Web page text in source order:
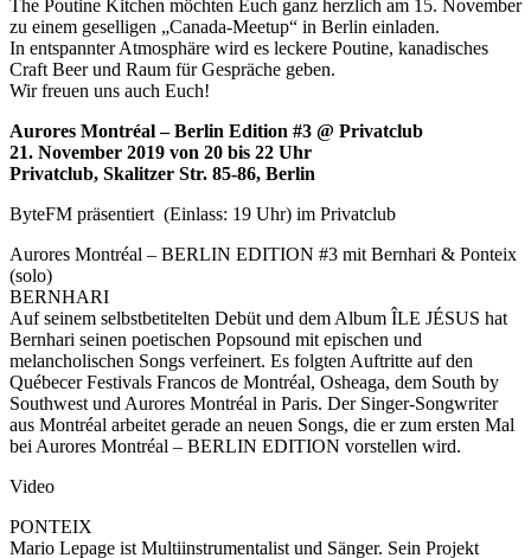
The Poutine Kitchen möchten Euch ganz herzlich am 15. November
zu einem geselligen „Canada-Meetup“ in Berlin einladen.
In entspannter Atmosphäre wird es leckere Poutine, kanadisches
Craft Beer und Raum für Gespräche geben.
Wir freuen uns auch Euch!
Aurores Montréal – Berlin Edition #3 @ Privatclub
21. November 2019 von 20 bis 22 Uhr
Privatclub, Skalitzer Str. 85-86, Berlin
ByteFM präsentiert (Einlass: 19 Uhr) im Privatclub
Aurores Montréal – BERLIN EDITION #3 mit Bernhari & Ponteix
(solo)
BERNHARI
Auf seinem selbstbetitelten Debüt und dem Album ÎLE JÉSUS hat
Bernhari seinen poetischen Popsound mit epischen und
melancholischen Songs verfeinert. Es folgten Auftritte auf den
Québecer Festivals Francos de Montréal, Osheaga, dem South by
Southwest und Aurores Montréal in Paris. Der Singer-Songwriter
aus Montréal arbeitet gerade an neuen Songs, die er zum ersten Mal
bei Aurores Montréal – BERLIN EDITION vorstellen wird.
Video
PONTEIX
Mario Lepage ist Multiinstrumentalist und Sänger. Sein Projekt